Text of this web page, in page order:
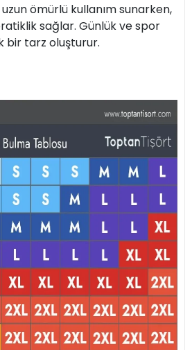
uzun ömürlü kullanım sunarken,
sağlar. Günlük ve spor
bir tarz oluşturur.